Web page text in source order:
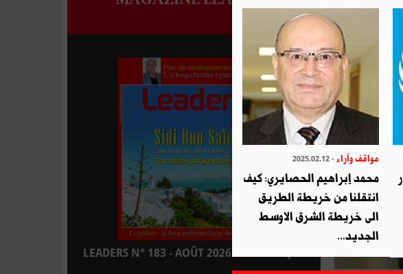
LEADERS N° 183 - AOÛT 2026 : EN KIOSQUE
مواقف وآراء- 2025.02.12
محمد إبراهيم الحصايري: كيف
انتقلنا من خريطة الطريق
الى خريطة الشرق الاوسط
الجديد...